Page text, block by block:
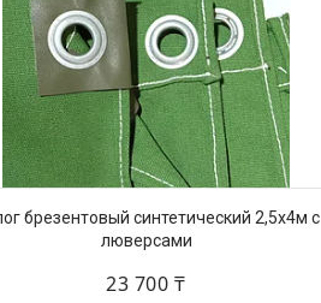
брезентовый синтетический 2,5х4м с
люверсами
23 700 ₸